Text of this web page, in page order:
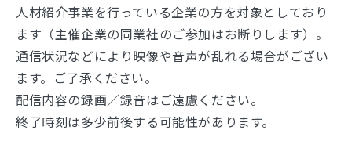
人材紹介事業を行っている企業の方を対象としており
ます（主催企業の同業社のご参加はお断りします）。
通信状況などにより映像や音声が乱れる場合がござい
ます。ご了承ください。
配信内容の録画／録音はご遠慮ください。
終了時刻は多少前後する可能性があります。